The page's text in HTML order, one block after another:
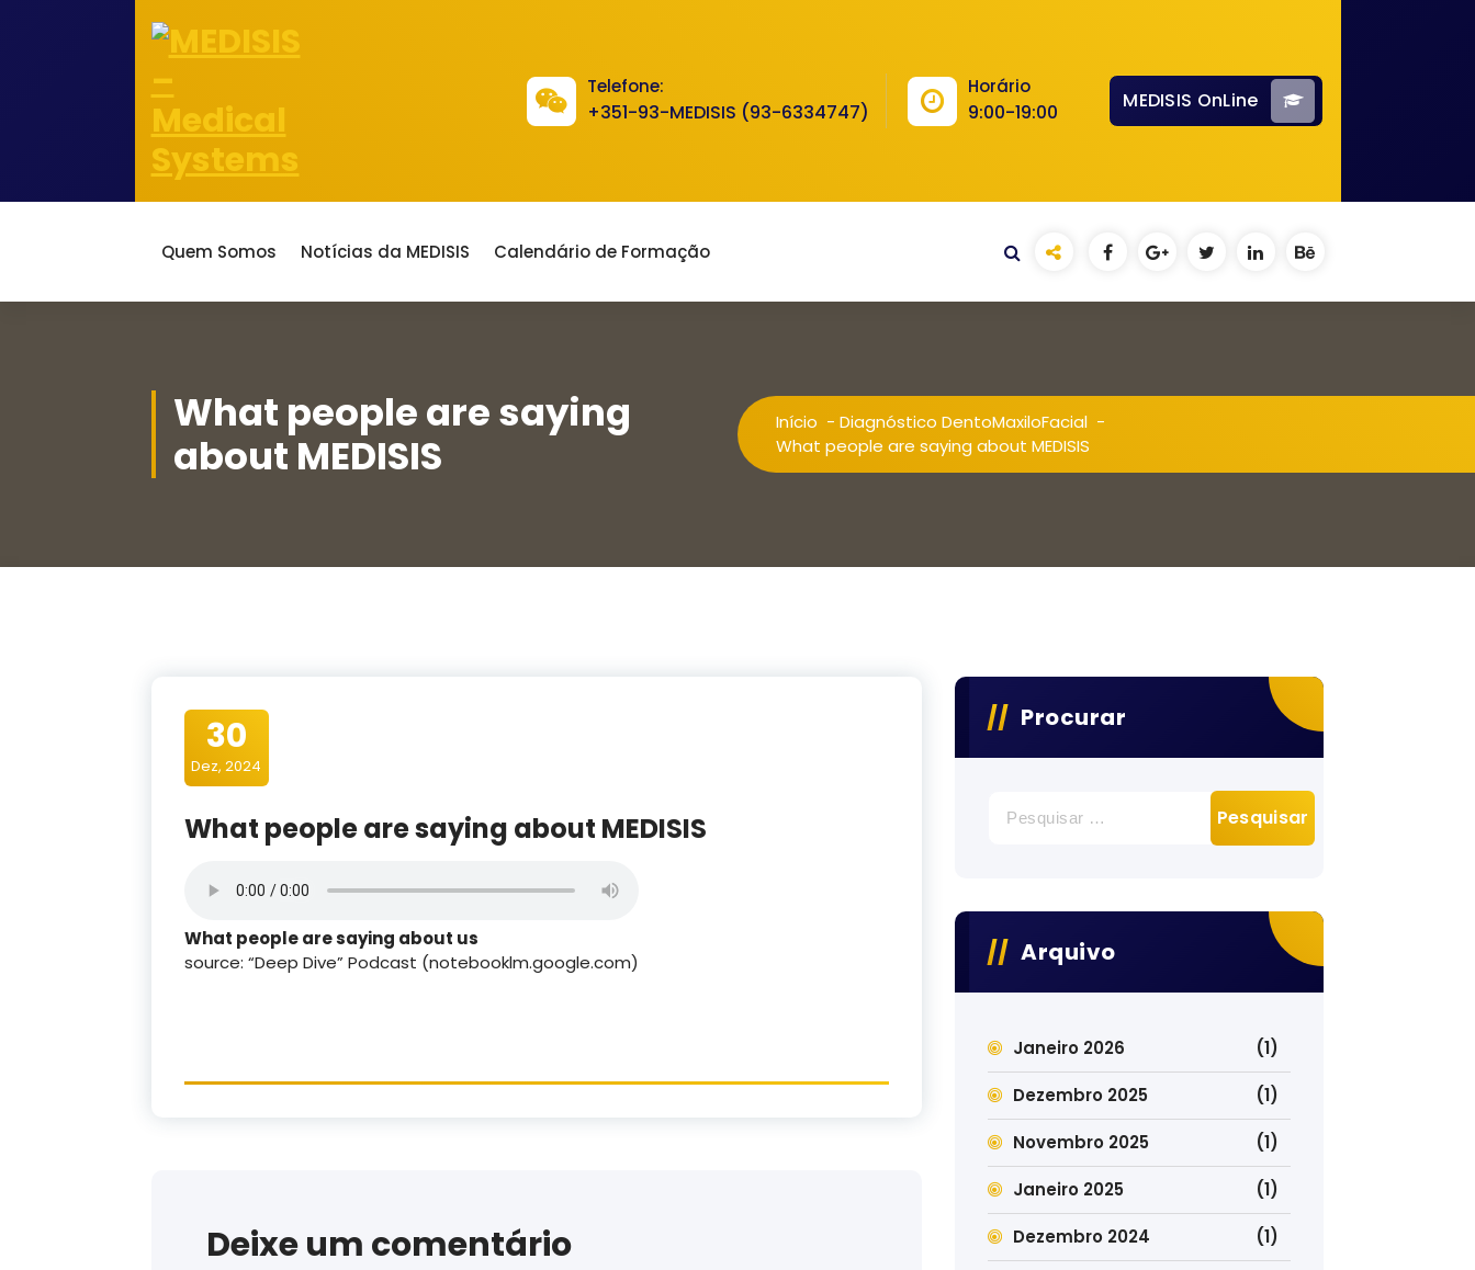
Telefone:
+351-93-MEDISIS (93-6334747)
Horário
9:00-19:00 MEDISIS OnLine
Quem Somos Notícias da MEDISIS Calendário de Formação
What people are saying
about MEDISIS
Início - Diagnóstico DentoMaxiloFacial -
What people are saying about MEDISIS
30
Dez, 2024
What people are saying about MEDISIS
What people are saying about us
source: “Deep Dive” Podcast (notebooklm.google.com)
Deixe um comentário
Procurar
por:
Arquivo
Janeiro 2026 (1)
Dezembro 2025 (1)
Novembro 2025 (1)
Janeiro 2025 (1)
Dezembro 2024 (1)